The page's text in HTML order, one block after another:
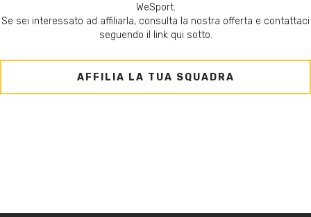
WeSport.
Se sei interessato ad affiliarla, consulta la nostra offerta e contattaci
seguendo il link qui sotto.
AFFILIA LA TUA SQUADRA